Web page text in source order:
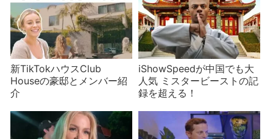
新TikTokハウスClub
Houseの豪邸とメンバー紹
介
iShowSpeedが中国でも大
人気 ミスタービーストの記
録を超える！